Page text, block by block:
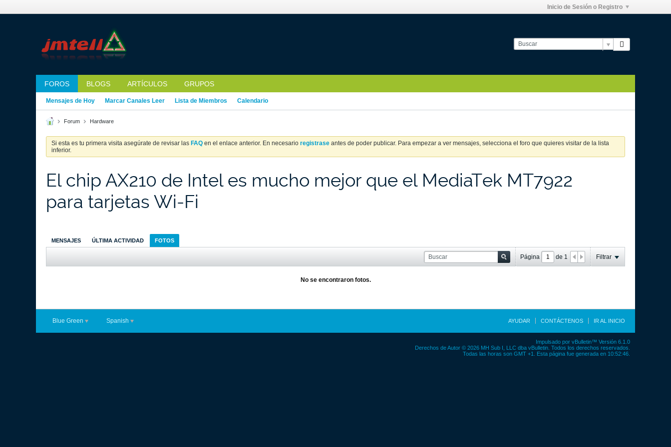
Inicio de Sesión o Registro
FOROS BLOGS ARTÍCULOS GRUPOS
Mensajes de Hoy Marcar Canales Leer Lista de Miembros Calendario
Forum Hardware
Si esta es tu primera visita asegúrate de revisar las FAQ en el enlace anterior. En necesario registrase antes de poder publicar. Para empezar a ver mensajes, selecciona el foro que quieres visitar de la lista
inferior.
El chip AX210 de Intel es mucho mejor que el MediaTek MT7922
para tarjetas Wi-Fi
MENSAJES ÚLTIMA ACTIVIDAD FOTOS
Página de 1 Filtrar
No se encontraron fotos.
Blue Green Spanish AYUDAR CONTÁCTENOS IR AL INICIO
Impulsado por vBulletin™ Versión 6.1.0
Derechos de Autor © 2026 MH Sub I, LLC dba vBulletin. Todos los derechos reservados.
Todas las horas son GMT +1. Esta página fue generada en 10:52:46.